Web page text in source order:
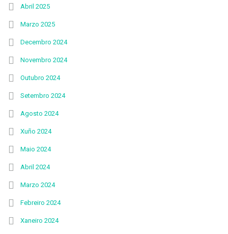
Abril 2025
Marzo 2025
Decembro 2024
Novembro 2024
Outubro 2024
Setembro 2024
Agosto 2024
Xuño 2024
Maio 2024
Abril 2024
Marzo 2024
Febreiro 2024
Xaneiro 2024